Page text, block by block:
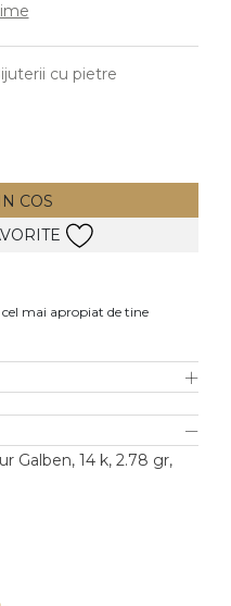
Vezi toate
cu pietre
COS
cel mai apropiat de tine
Galben, 14 k, 2.78 gr,